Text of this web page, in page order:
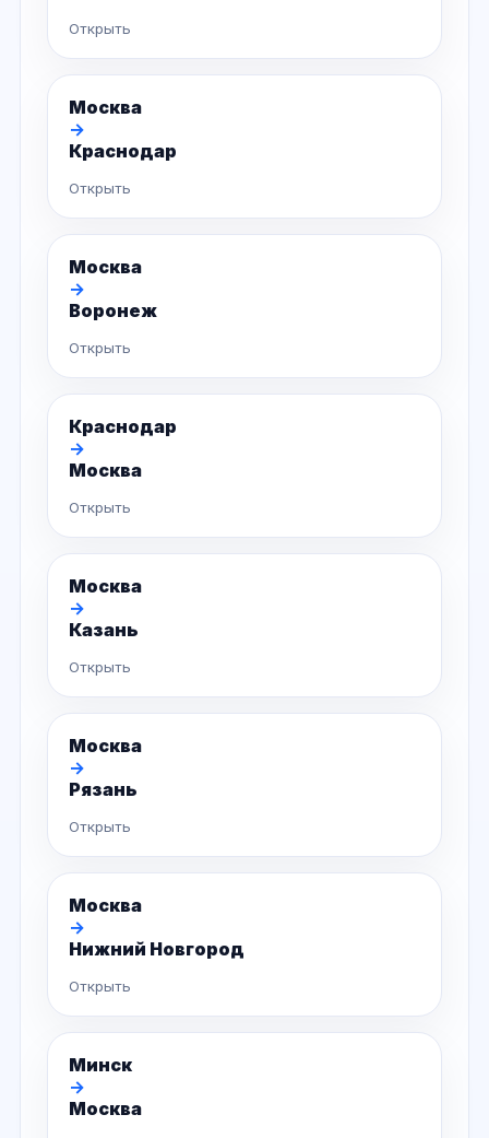
Открыть
Москва
→
Краснодар
Открыть
Москва
→
Воронеж
Открыть
Краснодар
→
Москва
Открыть
Москва
→
Казань
Открыть
Москва
→
Рязань
Открыть
Москва
→
Нижний Новгород
Открыть
Минск
→
Москва